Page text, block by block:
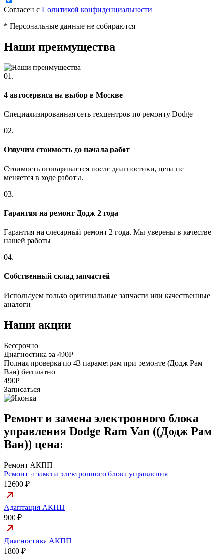
Согласен с Политикой конфиденциальности
* Персональные данные не собираются
Наши преимущества
01.
4 автосервиса на выбор в Москве
Специализированная сеть техцентров по ремонту Dodge
02.
Озвучим стоимость до начала работ
Стоимость оговаривается после диагностики, цена не
меняется в ходе работы.
03.
Гарантия на ремонт Додж 2 года
Гарантия на слесарный ремонт 2 года. Мы уверены в качестве
нашей работы
04.
Собственный склад запчастей
Используем только оригинальные запчасти или качественные
аналоги
Наши акции
Бессрочно
Диагностика за 490Р
Полная проверка по 43 параметрам при ремонте (Додж Рам
Ван) бесплатно
490Р
Записаться
Ремонт и замена электронного блока
управления Dodge Ram Van ((Додж Рам
Ван)) цена:
Ремонт АКПП
Ремонт и замена электронного блока управления
12600 ₽
Адаптация АКПП
900 ₽
Диагностика АКПП
1800 ₽